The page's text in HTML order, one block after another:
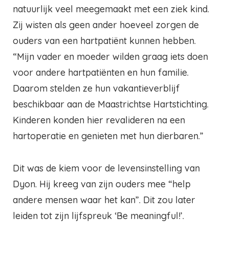
natuurlijk veel meegemaakt met een ziek kind.
Zij wisten als geen ander hoeveel zorgen de
ouders van een hartpatiënt kunnen hebben.
“Mijn vader en moeder wilden graag iets doen
voor andere hartpatiënten en hun familie.
Daarom stelden ze hun vakantieverblijf
beschikbaar aan de Maastrichtse Hartstichting.
Kinderen konden hier revalideren na een
hartoperatie en genieten met hun dierbaren.”
Dit was de kiem voor de levensinstelling van
Dyon. Hij kreeg van zijn ouders mee “help
andere mensen waar het kan”. Dit zou later
leiden tot zijn lijfspreuk ‘Be meaningful!’.